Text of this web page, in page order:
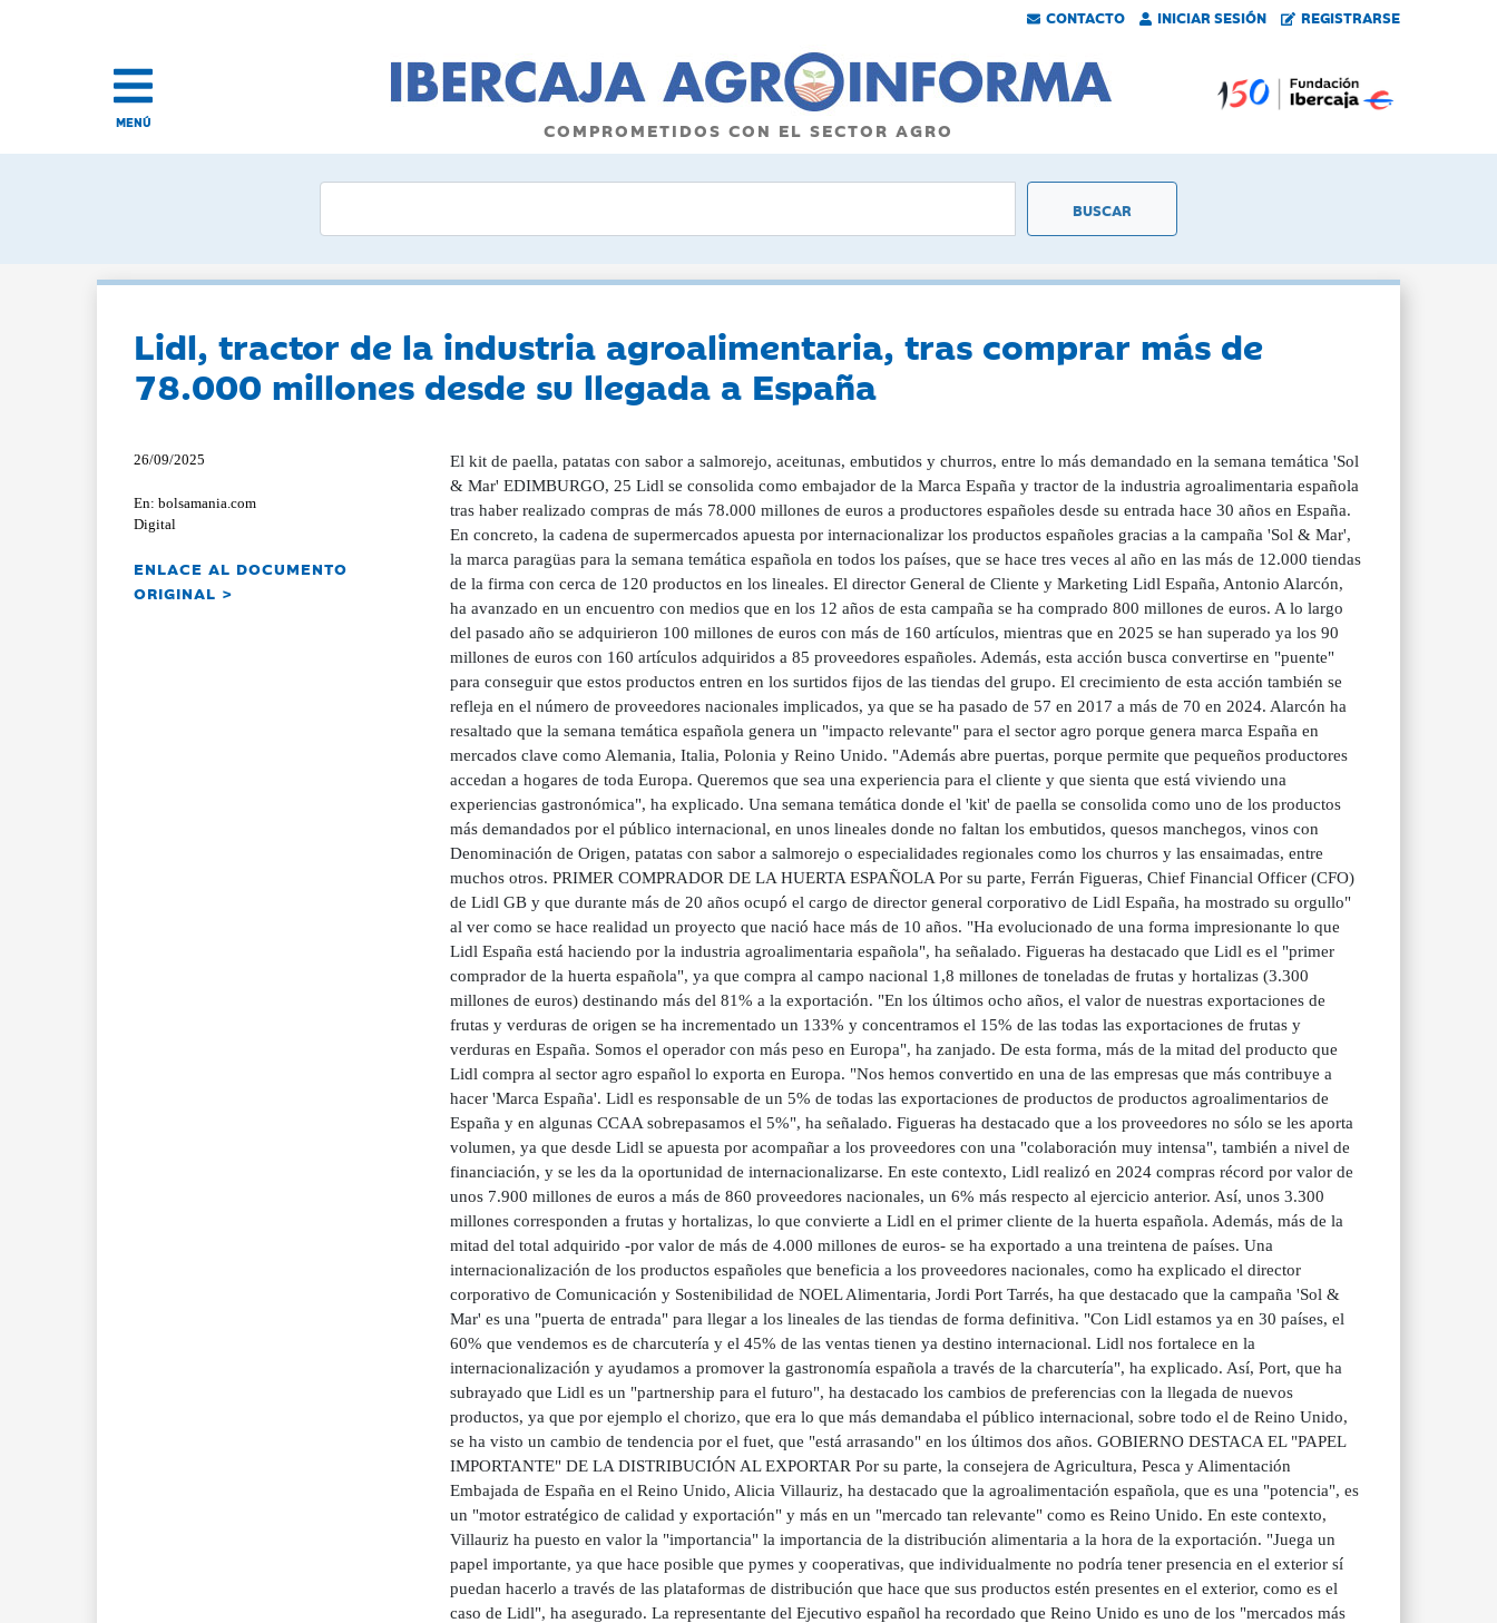
CONTACTO INICIAR SESIÓN REGISTRARSE
MENÚ COMPROMETIDOS CON EL SECTOR AGRO
Lidl, tractor de la industria agroalimentaria, tras comprar más de
78.000 millones desde su llegada a España
26/09/2025
En: bolsamania.com
Digital
ENLACE AL DOCUMENTO
ORIGINAL >
El kit de paella, patatas con sabor a salmorejo, aceitunas, embutidos y churros, entre lo más demandado en la semana temática 'Sol
& Mar' EDIMBURGO, 25 Lidl se consolida como embajador de la Marca España y tractor de la industria agroalimentaria española
tras haber realizado compras de más 78.000 millones de euros a productores españoles desde su entrada hace 30 años en España.
En concreto, la cadena de supermercados apuesta por internacionalizar los productos españoles gracias a la campaña 'Sol & Mar',
la marca paragüas para la semana temática española en todos los países, que se hace tres veces al año en las más de 12.000 tiendas
de la firma con cerca de 120 productos en los lineales. El director General de Cliente y Marketing Lidl España, Antonio Alarcón,
ha avanzado en un encuentro con medios que en los 12 años de esta campaña se ha comprado 800 millones de euros. A lo largo
del pasado año se adquirieron 100 millones de euros con más de 160 artículos, mientras que en 2025 se han superado ya los 90
millones de euros con 160 artículos adquiridos a 85 proveedores españoles. Además, esta acción busca convertirse en "puente"
para conseguir que estos productos entren en los surtidos fijos de las tiendas del grupo. El crecimiento de esta acción también se
refleja en el número de proveedores nacionales implicados, ya que se ha pasado de 57 en 2017 a más de 70 en 2024. Alarcón ha
resaltado que la semana temática española genera un "impacto relevante" para el sector agro porque genera marca España en
mercados clave como Alemania, Italia, Polonia y Reino Unido. "Además abre puertas, porque permite que pequeños productores
accedan a hogares de toda Europa. Queremos que sea una experiencia para el cliente y que sienta que está viviendo una
experiencias gastronómica", ha explicado. Una semana temática donde el 'kit' de paella se consolida como uno de los productos
más demandados por el público internacional, en unos lineales donde no faltan los embutidos, quesos manchegos, vinos con
Denominación de Origen, patatas con sabor a salmorejo o especialidades regionales como los churros y las ensaimadas, entre
muchos otros. PRIMER COMPRADOR DE LA HUERTA ESPAÑOLA Por su parte, Ferrán Figueras, Chief Financial Officer (CFO)
de Lidl GB y que durante más de 20 años ocupó el cargo de director general corporativo de Lidl España, ha mostrado su orgullo"
al ver como se hace realidad un proyecto que nació hace más de 10 años. "Ha evolucionado de una forma impresionante lo que
Lidl España está haciendo por la industria agroalimentaria española", ha señalado. Figueras ha destacado que Lidl es el "primer
comprador de la huerta española", ya que compra al campo nacional 1,8 millones de toneladas de frutas y hortalizas (3.300
millones de euros) destinando más del 81% a la exportación. "En los últimos ocho años, el valor de nuestras exportaciones de
frutas y verduras de origen se ha incrementado un 133% y concentramos el 15% de las todas las exportaciones de frutas y
verduras en España. Somos el operador con más peso en Europa", ha zanjado. De esta forma, más de la mitad del producto que
Lidl compra al sector agro español lo exporta en Europa. "Nos hemos convertido en una de las empresas que más contribuye a
hacer 'Marca España'. Lidl es responsable de un 5% de todas las exportaciones de productos de productos agroalimentarios de
España y en algunas CCAA sobrepasamos el 5%", ha señalado. Figueras ha destacado que a los proveedores no sólo se les aporta
volumen, ya que desde Lidl se apuesta por acompañar a los proveedores con una "colaboración muy intensa", también a nivel de
financiación, y se les da la oportunidad de internacionalizarse. En este contexto, Lidl realizó en 2024 compras récord por valor de
unos 7.900 millones de euros a más de 860 proveedores nacionales, un 6% más respecto al ejercicio anterior. Así, unos 3.300
millones corresponden a frutas y hortalizas, lo que convierte a Lidl en el primer cliente de la huerta española. Además, más de la
mitad del total adquirido -por valor de más de 4.000 millones de euros- se ha exportado a una treintena de países. Una
internacionalización de los productos españoles que beneficia a los proveedores nacionales, como ha explicado el director
corporativo de Comunicación y Sostenibilidad de NOEL Alimentaria, Jordi Port Tarrés, ha que destacado que la campaña 'Sol &
Mar' es una "puerta de entrada" para llegar a los lineales de las tiendas de forma definitiva. "Con Lidl estamos ya en 30 países, el
60% que vendemos es de charcutería y el 45% de las ventas tienen ya destino internacional. Lidl nos fortalece en la
internacionalización y ayudamos a promover la gastronomía española a través de la charcutería", ha explicado. Así, Port, que ha
subrayado que Lidl es un "partnership para el futuro", ha destacado los cambios de preferencias con la llegada de nuevos
productos, ya que por ejemplo el chorizo, que era lo que más demandaba el público internacional, sobre todo el de Reino Unido,
se ha visto un cambio de tendencia por el fuet, que "está arrasando" en los últimos dos años. GOBIERNO DESTACA EL "PAPEL
IMPORTANTE" DE LA DISTRIBUCIÓN AL EXPORTAR Por su parte, la consejera de Agricultura, Pesca y Alimentación
Embajada de España en el Reino Unido, Alicia Villauriz, ha destacado que la agroalimentación española, que es una "potencia", es
un "motor estratégico de calidad y exportación" y más en un "mercado tan relevante" como es Reino Unido. En este contexto,
Villauriz ha puesto en valor la "importancia" la importancia de la distribución alimentaria a la hora de la exportación. "Juega un
papel importante, ya que hace posible que pymes y cooperativas, que individualmente no podría tener presencia en el exterior sí
puedan hacerlo a través de las plataformas de distribución que hace que sus productos estén presentes en el exterior, como es el
caso de Lidl", ha asegurado. La representante del Ejecutivo español ha recordado que Reino Unido es uno de los "mercados más